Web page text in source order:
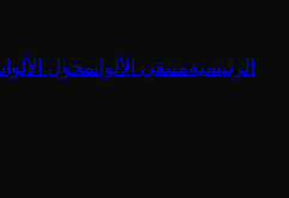
الرئيسيةمنتقي الألوانمحول الألوان